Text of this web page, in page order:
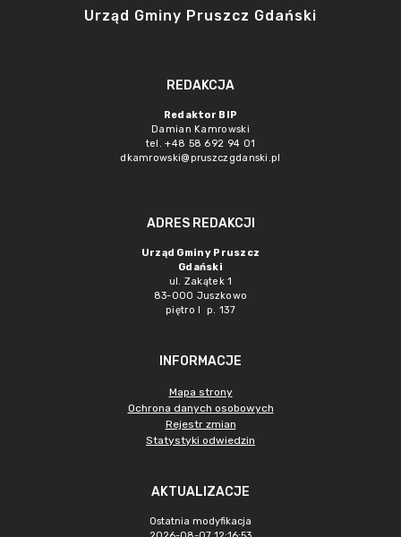
Urząd Gminy Pruszcz Gdański
REDAKCJA
Redaktor BIP
Damian Kamrowski
tel. +48 58 692 94 01
dkamrowski@pruszczgdanski.pl
ADRES REDAKCJI
Urząd Gminy Pruszcz
Gdański
ul. Zakątek 1
83-000 Juszkowo
piętro I p. 137
INFORMACJE
Mapa strony
Ochrona danych osobowych
Rejestr zmian
Statystyki odwiedzin
AKTUALIZACJE
Ostatnia modyfikacja